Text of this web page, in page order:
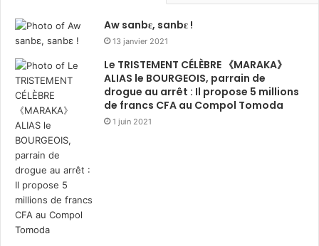
Aw sanbɛ, sanbɛ !
13 janvier 2021
Le TRISTEMENT CÉLÈBRE 《MARAKA》
ALIAS le BOURGEOIS, parrain de
drogue au arrêt : Il propose 5 millions
de francs CFA au Compol Tomoda
1 juin 2021